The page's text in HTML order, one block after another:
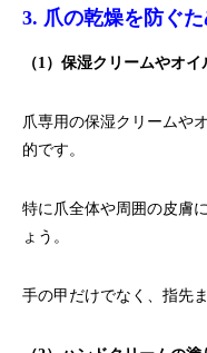
3. 爪の乾燥を防ぐ
（1）保湿クリームやオイ
爪専用の保湿クリームや
的です。
特に爪全体や周囲の皮膚
ょう。
手の甲だけでなく、指先